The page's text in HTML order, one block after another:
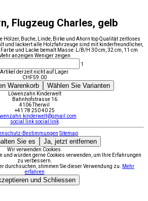
Flugzeug Charles, gelb
Hölzer, Buche, Linde, Birke und Ahorn top Qualität zeitloses
und lackiert alle Holzfahrzeuge sind mit kinderfreundlicher,
und Lacke bemalt Masse: L/B/H 30 cm, 32 cm, 11 cm
Mehr anzeigen Weniger zeigen
1
Artikel derzeit nicht auf Lager.
CHF59.00
Warenkorb Wählen Sie Varianten
Löwenzahn Kinderwelt
Bahnhofstrasse 16
4106 Therwil
+41 78 250 40 25
social link social link
Bestimmungen Sitemap
Sie es Ja, jetzt entfernen
Wir verwenden Cookies.
und würden gerne Cookies verwenden, um Ihre Erfahrungen
zu verbessern.
durchsuchen, stimmen Sie dieser Verwendung zu.
Mehr
erfahren
und Schliessen